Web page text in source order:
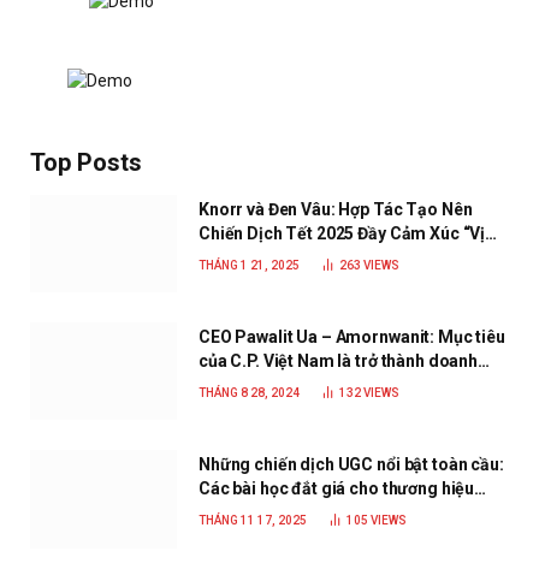
Top Posts
Knorr và Đen Vâu: Hợp Tác Tạo Nên
Chiến Dịch Tết 2025 Đầy Cảm Xúc “Vị
Nhà”
THÁNG 1 21, 2025 263 VIEWS
CEO Pawalit Ua – Amornwanit: Mục tiêu
của C.P. Việt Nam là trở thành doanh
nghiệp xanh, phát triển bền vững
THÁNG 8 28, 2024 132VIEWS
Những chiến dịch UGC nổi bật toàn cầu:
Các bài học đắt giá cho thương hiệu
năm 2025
THÁNG 11 17, 2025 105 VIEWS